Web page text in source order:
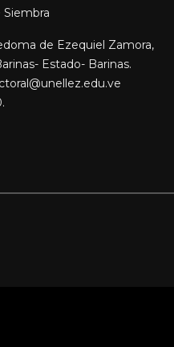
Siembra
de Ezequiel Zamora,
Estado- Barinas.